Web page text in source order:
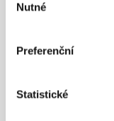
souhlasu
Nutné
Preferenční
Statistické